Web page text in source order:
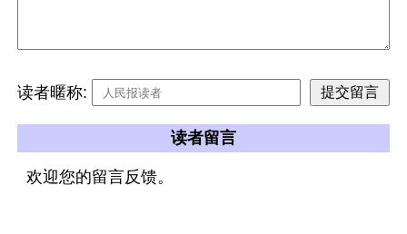
读者暱称:
读者留言
欢迎您的留言反馈。